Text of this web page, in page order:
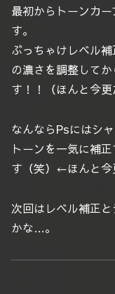
最初からトーンカ
す。
ぶっちゃけレベル
の濃さを調整して
す！！（ほんと今更
なんならPsにはシ
トーンを一気に補
す（笑）←ほんと今
次回はレベル補正
かな…。